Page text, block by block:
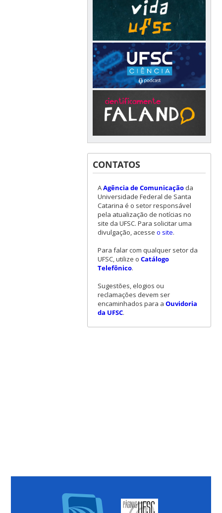
CONTATOS
AAgência de Comunicaçãoda
Universidade Federal de Santa
Catarina é o setor responsável
pela atualização de notícias no
site da UFSC. Para solicitar uma
divulgação, acesse o site.
Para falar com qualquer setor da
UFSC, utilize o Catálogo
Telefônico.
Sugestões, elogios ou
reclamações devem ser
encaminhados para a Ouvidoria
da UFSC.